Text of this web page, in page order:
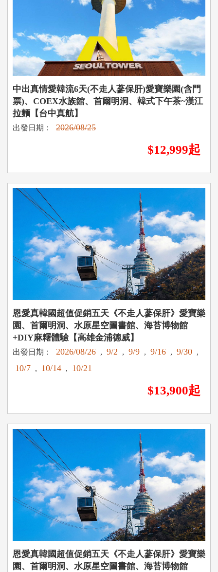
中出真情愛韓流6天(不走人蔘保肝)愛寶樂園(含門
票)、COEX水族館、首爾明洞、韓式下午茶~漢江
拉麵【台中真航】
出發日期： 2026/08/25
$12,999起
恩愛真韓國超值促銷五天《不走人蔘保肝》愛寶樂
園、首爾明洞、水原星空圖書館、海苔博物館
+DIY麻糬體驗【高雄金浦德威】
出發日期： 2026/08/26 , 9/2 , 9/9 , 9/16 , 9/30 ,
10/7 , 10/14 , 10/21
$13,900起
恩愛真韓國超值促銷五天《不走人蔘保肝》愛寶樂
園、首爾明洞、水原星空圖書館、海苔博物館